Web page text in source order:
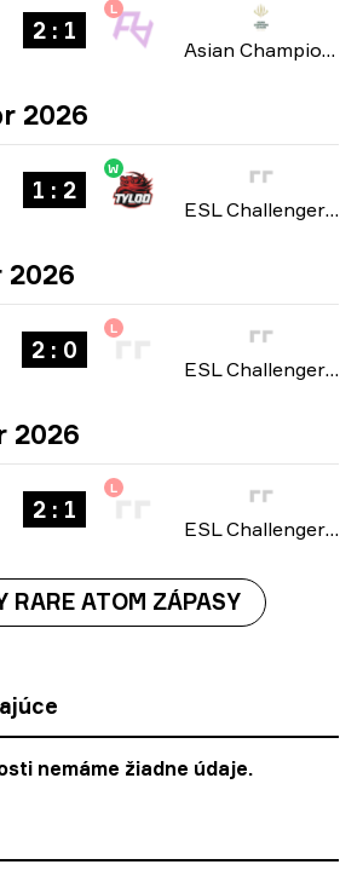
2 : 1
L
Asian Champions League 2026
2026
1 : 2
W
ESL Challenger League: Asia-Pacific Cup #4 season 51 2026
2026
2 : 0
L
ESL Challenger League: Asia-Pacific Cup #4 season 51 2026
2026
2 : 1
L
ESL Challenger League: Asia-Pacific Cup #4 season 51 2026
RARE ATOM ZÁPASY
nemáme žiadne údaje.